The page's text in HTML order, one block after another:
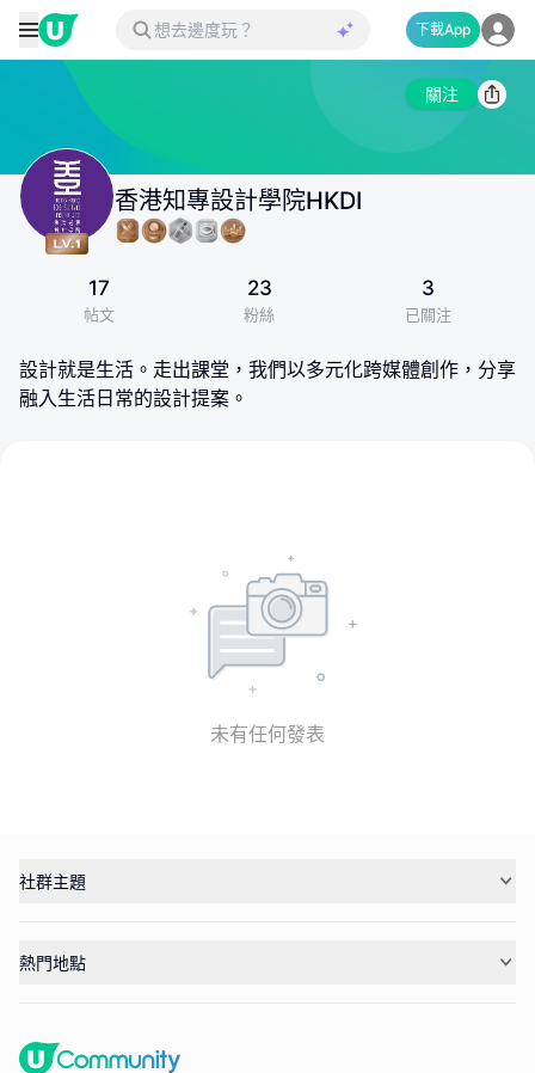
下載App
關注
香港知專設計學院HKDI
17
帖文
23
粉絲
3
已關注
設計就是生活。走出課堂，我們以多元化跨媒體創作，分享
融入生活日常的設計提案。
未有任何發表
社群主題
熱門地點